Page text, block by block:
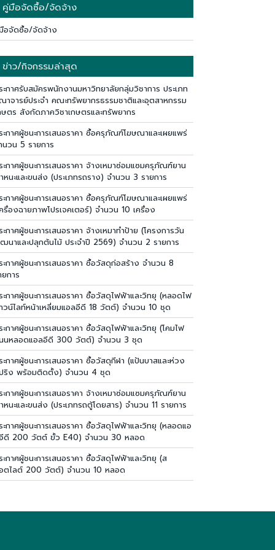
คู่มือจัดซื้อ/จัดจ้าง
อจัดซื้อ/จัดจ้าง
ข่าว/กิจกรรมล่าสุด
ะกาศรับสมัครพนักงานมหาวิทยาลัยกลุ่มวิชาการ ประเภท
าจารย์ประจำ คณะทรัพยากรธรรมชาติและอุตสาหกรรม
ษตร สังกัดภาควิชาเกษตรและทรัพยากร
ะกาศผู้ชนะการเสนอราคา ซื้อครุภัณฑ์โฆษณาและเผยแพร่
นวน 5 รายการ
ะกาศผู้ชนะการเสนอราคา จ้างเหมาซ่อมแซมครุภัณฑ์ยาน
หนะและขนส่ง (ประเภทรถราง) จำนวน 3 รายการ
ะกาศผู้ชนะการเสนอราคา ซื้อครุภัณฑ์โฆษณาและเผยแพร่
รื่องฉายภาพโปรเจคเตอร์) จำนวน 10 เครื่อง
ะกาศผู้ชนะการเสนอราคา จ้างเหมาทำป้าย (โครงการวัน
นาและปลุกต้นไม้ ประจำปี 2569) จำนวน 2 รายการ
ะกาศผู้ชนะการเสนอราคา ซื้อวัสดุก่อสร้าง จำนวน 8
ยการ
ะกาศผู้ชนะการเสนอราคา ซื้อวัสดุไฟฟ้าและวิทยุ (หลอดไฟ
วน์ไลท์หน้าเหลี่ยมแอลอีดี 18 วัตต์) จำนวน 10 ชุด
ะกาศผู้ชนะการเสนอราคา ซื้อวัสดุไฟฟ้าและวิทยุ (โคมไฟ
นหลอดแอลอีดี 300 วัตต์) จำนวน 3 ชุด
ะกาศผู้ชนะการเสนอราคา ซื้อวัสดุกีฬา (แป้นบาสและห่วง
ริง พร้อมติดตั้ง) จำนวน 4 ชุด
ะกาศผู้ชนะการเสนอราคา จ้างเหมาซ่อมแซมครุภัณฑ์ยาน
หนะและขนส่ง (ประเภทรถตู้โดยสาร) จำนวน 11 รายการ
ะกาศผู้ชนะการเสนอราคา ซื้อวัสดุไฟฟ้าและวิทยุ (หลอดแอ
ดี 200 วัตต์ ขั้ว E40) จำนวน 30 หลอด
ะกาศผู้ชนะการเสนอราคา ซื้อวัสดุไฟฟ้าและวิทยุ (ส
ตไลต์ 200 วัตต์) จำนวน 10 หลอด